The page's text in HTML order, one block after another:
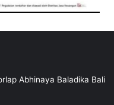
Abhinaya Baladika Bali